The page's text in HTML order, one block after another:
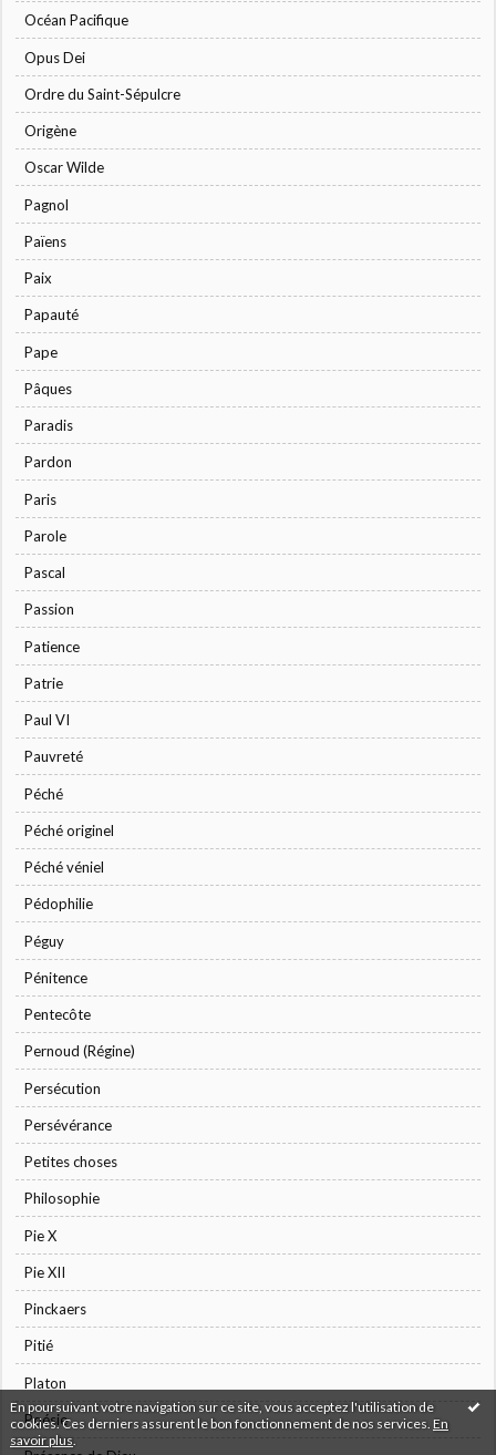
En poursuivant votre navigation sur ce site, vous acceptez l'utilisation de
cookies. Ces derniers assurent le bon fonctionnement de nos services. En
savoir plus
Océan Pacifique
Opus Dei
Ordre du Saint-Sépulcre
Origène
Oscar Wilde
Pagnol
Païens
Paix
Papauté
Pape
Pâques
Paradis
Pardon
Paris
Parole
Pascal
Passion
Patience
Patrie
Paul VI
Pauvreté
Péché
Péché originel
Péché véniel
Pédophilie
Péguy
Pénitence
Pentecôte
Pernoud (Régine)
Persécution
Persévérance
Petites choses
Philosophie
Pie X
Pie XII
Pinckaers
Pitié
Platon
Poésie